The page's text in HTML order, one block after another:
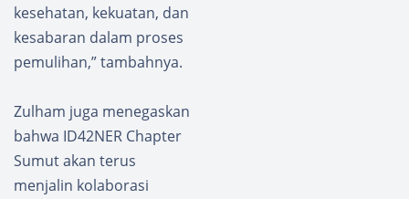
kesehatan, kekuatan, dan
kesabaran dalam proses
pemulihan,” tambahnya.
Zulham juga menegaskan
bahwa ID42NER Chapter
Sumut akan terus
menjalin kolaborasi